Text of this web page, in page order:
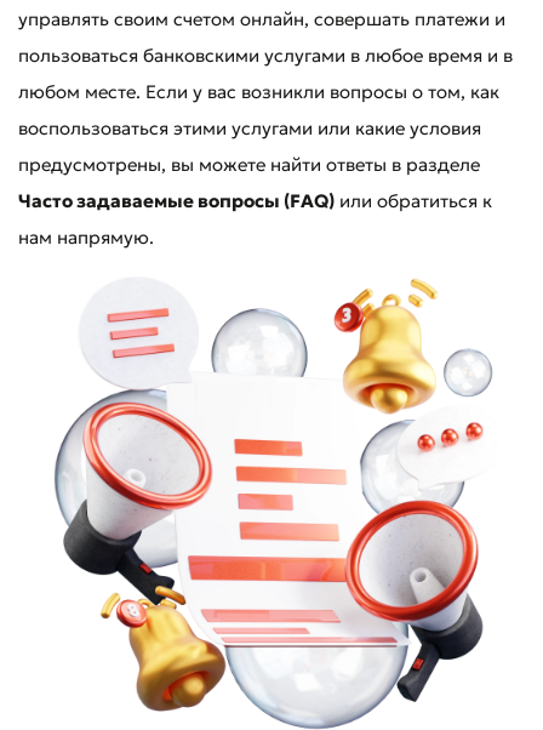
* Все поля обязательны для заполнения
управлять своим счетом онлайн, совершать платежи и
пользоваться банковскими услугами в любое время и в
любом месте. Если у вас возникли вопросы о том, как
воспользоваться этими услугами или какие условия
предусмотрены, вы можете найти ответы в разделе
Часто задаваемые вопросы (FAQ) или обратиться к
нам напрямую.